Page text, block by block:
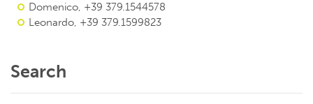
Domenico, +39 379.1544578
Leonardo, +39 379.1599823
Search